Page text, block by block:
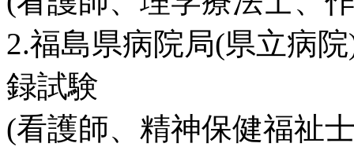
2.福島県病院局(県立病
録試験
(看護師、精神保健福祉